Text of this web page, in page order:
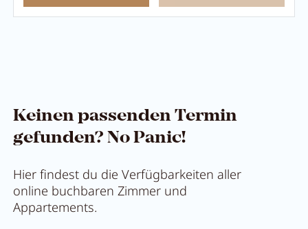
Keinen passenden Termin
gefunden? No Panic!
Hier findest du die Verfügbarkeiten aller
online buchbaren Zimmer und
Appartements.